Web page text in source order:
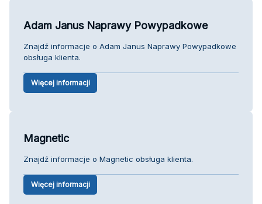
Adam Janus Naprawy Powypadkowe
Znajdź informacje o Adam Janus Naprawy Powypadkowe
obsługa klienta.
Więcej informacji
Magnetic
Znajdź informacje o Magnetic obsługa klienta.
Więcej informacji